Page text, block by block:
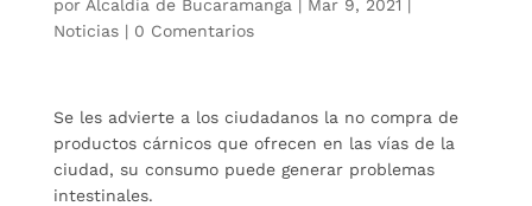
por Alcaldía de Bucaramanga | Mar 9, 2021 |
Noticias| 0 Comentarios
Se les advierte a los ciudadanos la no compra de
productos cárnicos que ofrecen en las vías de la
ciudad, su consumo puede generar problemas
intestinales.